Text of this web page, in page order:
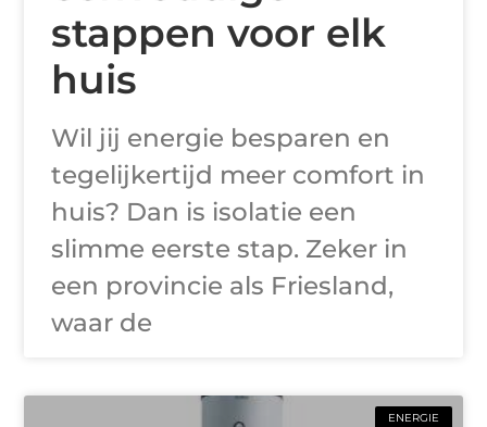
stappen voor elk
huis
Wil jij energie besparen en
tegelijkertijd meer comfort in
huis? Dan is isolatie een
slimme eerste stap. Zeker in
een provincie als Friesland,
waar de
ENERGIE